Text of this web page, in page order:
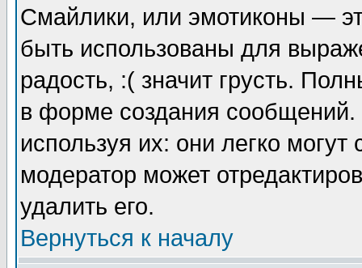
Смайлики, или эмотиконы —
быть использованы для
радость, :( значит грусть.
в форме создания сообщений.
используя их: они легко
модератор может
удалить его.
Вернуться к началу